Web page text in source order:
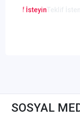
(Dahili 3/4G &
Teklif İsteyin Teklif
SOSYAL